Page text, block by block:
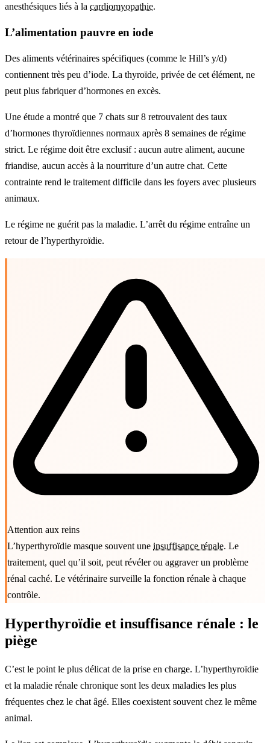
anesthésiques liés à la cardiomyopathie.
L’alimentation pauvre en iode
Des aliments vétérinaires spécifiques (comme le Hill’s y/d)
contiennent très peu d’iode. La thyroïde, privée de cet élément, ne
peut plus fabriquer d’hormones en excès.
Une étude a montré que 7 chats sur 8 retrouvaient des taux
d’hormones thyroïdiennes normaux après 8 semaines de régime
strict. Le régime doit être exclusif : aucun autre aliment, aucune
friandise, aucun accès à la nourriture d’un autre chat. Cette
contrainte rend le traitement difficile dans les foyers avec plusieurs
animaux.
Le régime ne guérit pas la maladie. L’arrêt du régime entraîne un
retour de l’hyperthyroïdie.
Attention aux reins
L’hyperthyroïdie masque souvent une insuffisance rénale. Le
traitement, quel qu’il soit, peut révéler ou aggraver un problème
rénal caché. Le vétérinaire surveille la fonction rénale à chaque
contrôle.
Hyperthyroïdie et insuffisance rénale : le
piège
C’est le point le plus délicat de la prise en charge. L’hyperthyroïdie
et la maladie rénale chronique sont les deux maladies les plus
fréquentes chez le chat âgé. Elles coexistent souvent chez le même
animal.